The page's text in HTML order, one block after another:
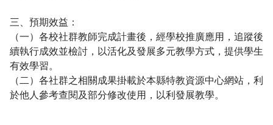
三、預期效益：
（一）各校社群教師完成計畫後，經學校推廣應用，追蹤後
續執行成效並檢討，以活化及發展多元教學方式，提供學生
有效學習。
（二）各社群之相關成果掛載於本縣特教資源中心網站，利
於他人參考查閱及部分修改使用，以利發展教學。